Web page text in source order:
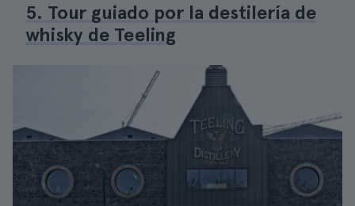
5. Tour guiado por la destilería de
whisky de Teeling